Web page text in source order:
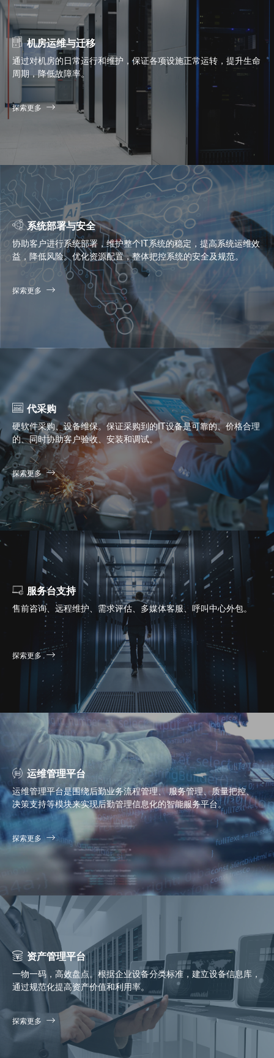
机房运维与迁移
通过对机房的日常运行和维护，保证各项设施正常运转，提升生命
周期，降低故障率。
探索更多
系统部署与安全
协助客户进行系统部署，维护整个IT系统的稳定，提高系统运维效
益，降低风险。优化资源配置，整体把控系统的安全及规范。
探索更多
代采购
硬软件采购、设备维保。保证采购到的IT设备是可靠的、价格合理
的、同时协助客户验收、安装和调试。
探索更多
服务台支持
售前咨询、远程维护、需求评估、多媒体客服、呼叫中心外包。
探索更多
运维管理平台
运维管理平台是围绕后勤业务流程管理、 服务管理、质量把控、
决策支持等模块来实现后勤管理信息化的智能服务平台。
探索更多
资产管理平台
一物一码，高效盘点。根据企业设备分类标准，建立设备信息库，
通过规范化提高资产价值和利用率。
探索更多